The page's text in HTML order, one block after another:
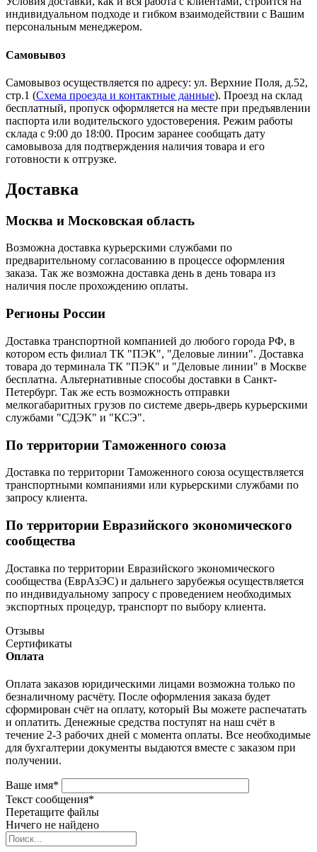
индивидуальном подходе и гибком взаимодействии с Вашим
персональным менеджером.
Самовывоз
Самовывоз осуществляется по адресу: ул. Верхние Поля, д.52,
стр.1 (Схема проезда и контактные данные). Проезд на склад
бесплатный, пропуск оформляется на месте при предъявлении
паспорта или водительского удостоверения. Режим работы
склада с 9:00 до 18:00. Просим заранее сообщать дату
самовывоза для подтверждения наличия товара и его
готовности к отгрузке.
Доставка
Москва и Московская область
Возможна доставка курьерскими службами по
предварительному согласованию в процессе оформления
заказа. Так же возможна доставка день в день товара из
наличия после прохождению оплаты.
Регионы России
Доставка транспортной компанией до любого города РФ, в
котором есть филиал ТК "ПЭК", "Деловые линии". Доставка
товара до терминала ТК "ПЭК" и "Деловые линии" в Москве
бесплатна. Альтернативные способы доставки в Санкт-
Петербург. Так же есть возможность отправки
мелкогабаритных грузов по системе дверь-дверь курьерскими
службами "СДЭК" и "КСЭ".
По территории Таможенного союза
Доставка по территории Таможенного союза осуществляется
транспортными компаниями или курьерскими службами по
запросу клиента.
По территории Евразийского экономического
сообщества
Доставка по территории Евразийского экономического
сообщества (ЕврАзЭС) и дальнего зарубежья осуществляется
по индивидуальному запросу с проведением необходимых
экспортных процедур, транспорт по выбору клиента.
Отзывы
Сертификаты
Оплата
Оплата заказов юридическими лицами возможна только по
безналичному расчёту. После оформления заказа будет
сформирован счёт на оплату, который Вы можете распечатать
и оплатить. Денежные средства поступят на наш счёт в
течение 2-3 рабочих дней с момента оплаты. Все необходимые
для бухгалтерии документы выдаются вместе с заказом при
получении.
Ваше имя*
Текст сообщения*
Перетащите файлы
Ничего не найдено